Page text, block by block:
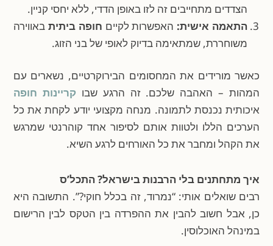
הצדדים מתחייבים זה לזו באופן הדדי, ללא יחסי קניין.
התאמה אישית:האפשרות לקיים חופה ביתיתבאווירה
משוחררת, שמתאימה בדיוק לאופי של בני הזוג.
כאשר מורידים את המחסומים הבירוקרטיים, נשארים עם
המהות – האהבה שלכם. זה הרגע שבו קריינות חופה
איכותית נכנסת לתמונה. מנחה מקצועי יודע לקחת את כל
הערכים הללו ולטוות אותם לסיפור אחד קוהרנטי שמרגש
את הקהל ומחבר את כל האורחים לרגע השיא.
איך מתחתנים בלי הרבנות בישראל? התכל’ס
רבים שואלים אותי: “נמרוד, זה בכלל חוקי?”. התשובה היא
כן, אבל חשוב להבין את ההפרדה בין הטקס לבין הרישום
במינהל האוכלוסין.